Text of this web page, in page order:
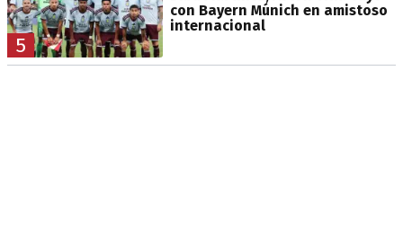
5
con Bayern Múnich en amistoso
internacional